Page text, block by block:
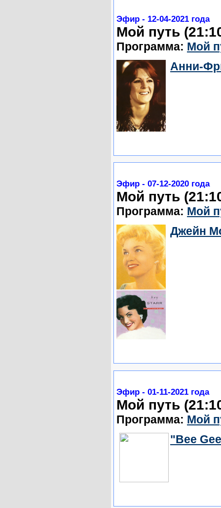
Эфир - 12-04-2021 года
Мой путь
Программа: Мой
Анни-
Эфир - 07-12-2020 года
Мой путь
Программа: Мой
Джейн
Эфир - 01-11-2021 года
Мой путь
Программа: Мой
"Bee